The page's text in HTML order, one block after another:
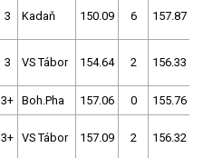
3 Kadaň 150.09 6 157.87
3 VS Tábor 154.64 2 156.33
3+ Boh.Pha 157.06 0 155.76
3+ VS Tábor 157.09 2 156.32